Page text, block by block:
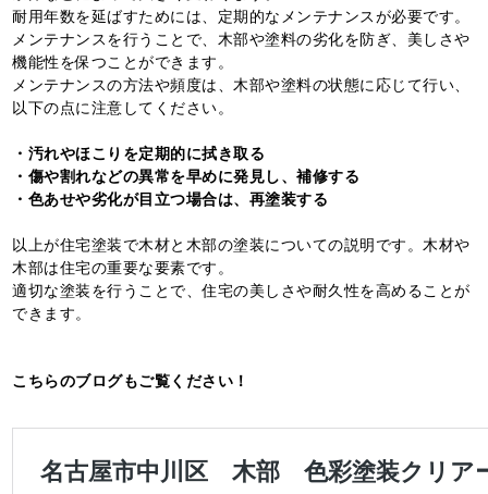
耐用年数を延ばすためには、定期的なメンテナンスが必要です。
メンテナンスを行うことで、木部や塗料の劣化を防ぎ、美しさや
機能性を保つことができます。
メンテナンスの方法や頻度は、木部や塗料の状態に応じて行い、
以下の点に注意してください。
・汚れやほこりを定期的に拭き取る
・傷や割れなどの異常を早めに発見し、補修する
・色あせや劣化が目立つ場合は、再塗装する
以上が住宅塗装で木材と木部の塗装についての説明です。木材や
木部は住宅の重要な要素です。
適切な塗装を行うことで、住宅の美しさや耐久性を高めることが
できます。
こちらのブログもご覧ください！